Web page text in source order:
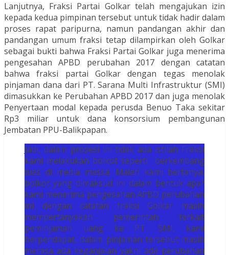
Lanjutnya, Fraksi Partai Golkar telah mengajukan izin
kepada kedua pimpinan tersebut untuk tidak hadir dalam
proses rapat paripurna, namun pandangan akhir dan
pandangan umum fraksi tetap dilampirkan oleh Golkar
sebagai bukti bahwa Fraksi Partai Golkar juga menerima
pengesahan APBD perubahan 2017 dengan catatan
bahwa fraksi partai Golkar dengan tegas menolak
pinjaman dana dari PT. Sarana Multi Infrastruktur (SMI)
dimasukkan ke Perubahan APBD 2017 dan juga menolak
Penyertaan modal kepada perusda Benuo Taka sekitar
Rp3 miliar untuk dana konsorsium pembangunan
Jembatan PPU-Balikpapan.
Jadi, dalam prosesi ini tidak ada istilah Fraksi
kami melakukan boikot seperti berkembang
luas di media massa. Malah kami bertanya,
boikot yang dimaksud ini dalam bentuk apa?
kami menerima pengesahan APBD perubahan
ini dengan catatan fraksi Golkar masih
mempertanyakan pemerintah terkait
peminjaman uang ke PT. SMI, kami
berpendapat, dalam pinjaman tersebut masih
merasa ada keganjalan yakni ada perubahan